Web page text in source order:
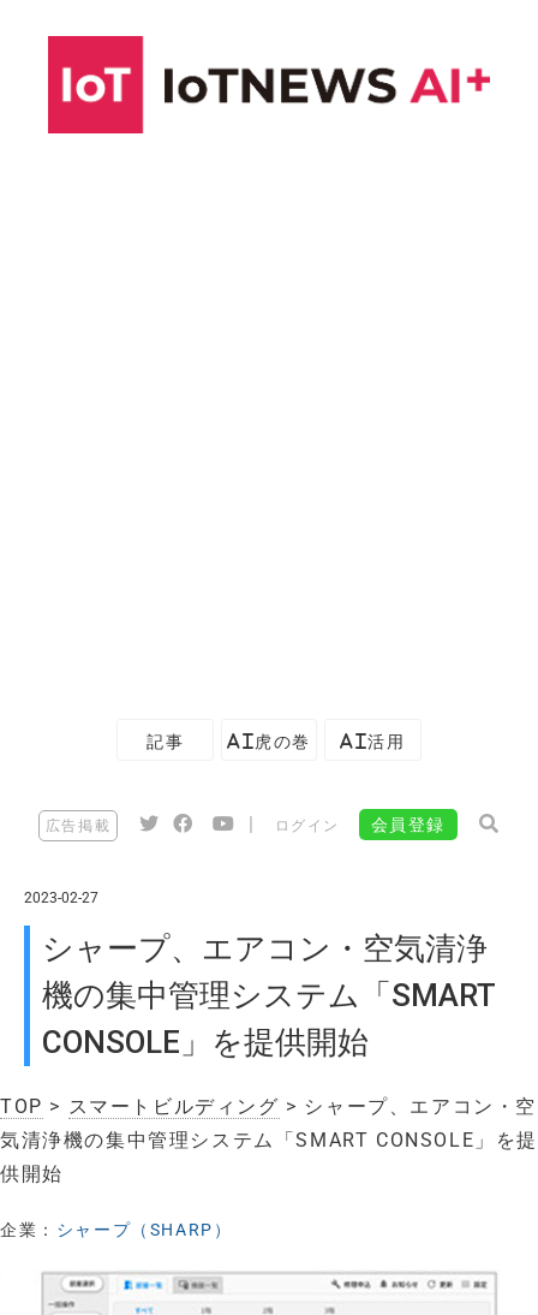
記事 AI虎の巻 AI活用
広告掲載 ログイン 会員登録
2023-02-27
シャープ、エアコン・空気清浄
機の集中管理システム「SMART
CONSOLE」を提供開始
TOP > スマートビルディング > シャープ、エアコン・空
気清浄機の集中管理システム「SMART CONSOLE」を提
供開始
企業： シャープ（SHARP）